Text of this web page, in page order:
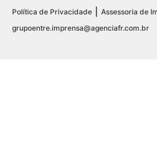
Política de Privacidade
Assessoria de
grupoentre.imprensa@agenciafr.com.br